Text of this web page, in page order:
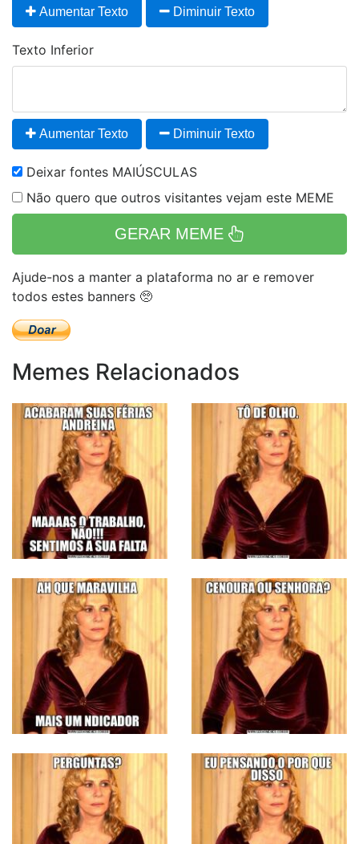
Aumentar Texto Diminuir Texto
Texto Inferior
Aumentar Texto Diminuir Texto
Deixar fontes MAIÚSCULAS
Não quero que outros visitantes vejam este MEME
GERAR MEME
Ajude-nos a manter a plataforma no ar e remover
todos estes banners 🥺
Memes Relacionados